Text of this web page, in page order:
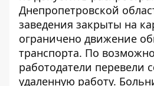
Днепропетровской
заведения закрыты на
ограничено движение
транспорта. По
работодатели перевели
удаленную работу.